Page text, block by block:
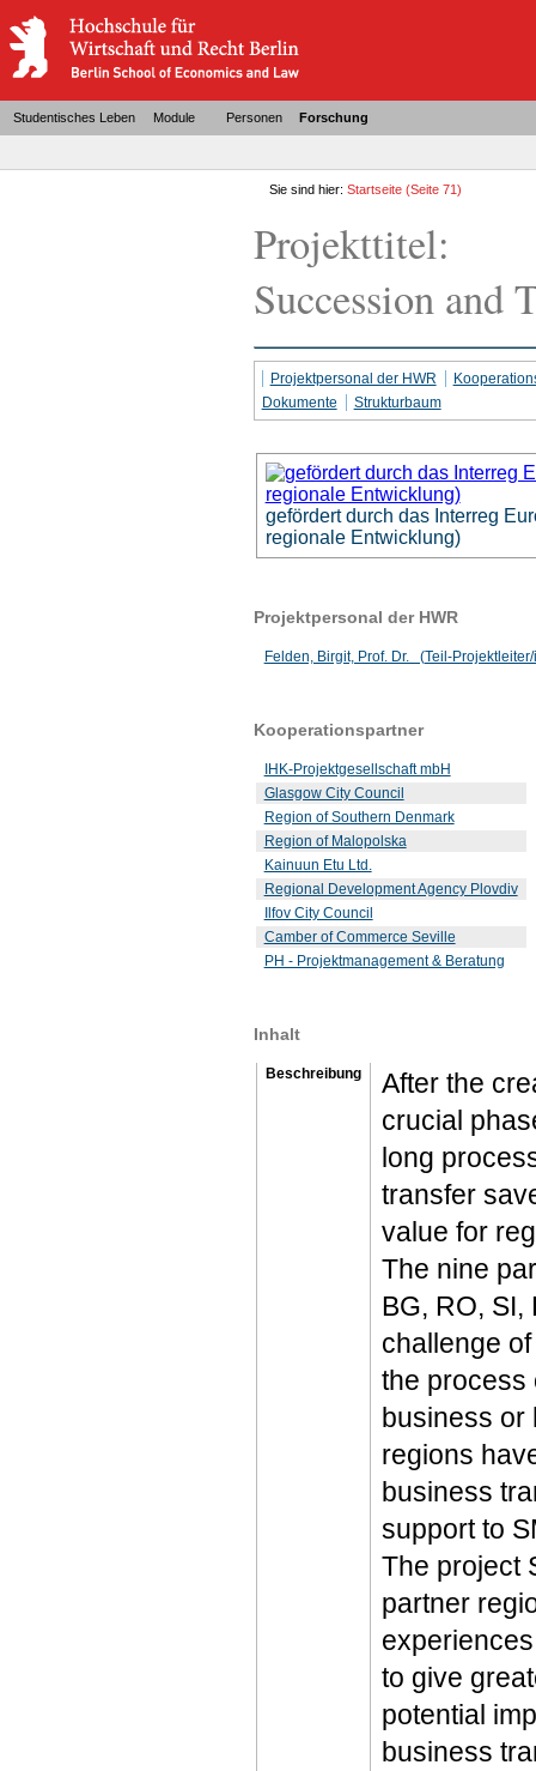
Studentisches Leben Module Personen Forschung
Sie sind hier:Startseite (Seite 71)
Projekttitel:
Succession and
Projektpersonal der HWR
Dokumente
Strukturbaum
gefördert durch das Interreg
regionale Entwicklung)
Projektpersonal der HWR
Felden, Birgit, Prof. Dr. (Teil-
Kooperationspartner
IHK-Projektgesellschaft mbH
Glasgow City Council
Region of Southern Denmark
Region of Malopolska
Kainuun Etu Ltd.
Regional Development Agency Plovdiv
Ilfov City Council
Camber of Commerce Seville
PH - Projektmanagement & Beratung
Inhalt
Beschreibung
After the
crucial
long
transfer
value for
The nine
BG, RO, SI,
challenge
the process
business or
regions
business
support to
The project
partner
to give
potential
business